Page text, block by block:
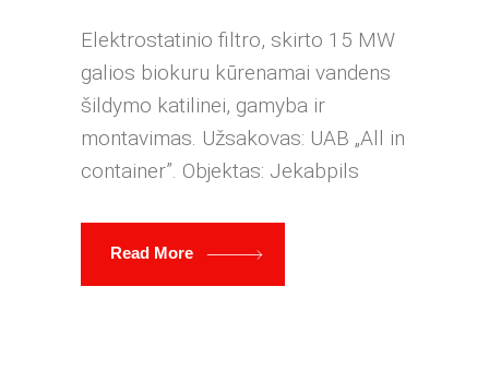
Elektrostatinio filtro, skirto 15 MW
galios biokuru kūrenamai vandens
šildymo katilinei, gamyba ir
montavimas. Užsakovas: UAB „All in
container”. Objektas: Jekabpils
Read More